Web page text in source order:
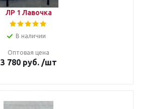
ЛР 1 Лавочка
В наличии
Оптовая цена
3 780руб. /шт